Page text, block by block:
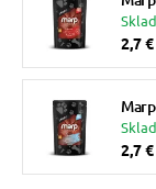
2,7 €
2,7 €